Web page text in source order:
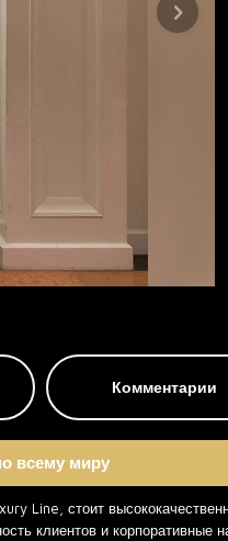
Комментарии
всему миру
Line, стоит
клиентов и корпоративные